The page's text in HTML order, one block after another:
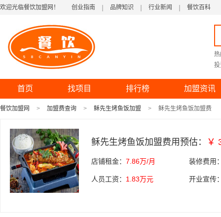
欢迎光临餐饮加盟网！ 创业指南 品牌知识 行业新闻 餐饮百科
首页 找项目 排行榜 加盟资讯
餐饮加盟网 加盟费查询 稣先生烤鱼饭加盟 稣先生烤鱼饭加盟费
稣先生烤鱼饭加盟费用预估： ￥
店铺租金： 7.86万/月
人员工资： 1.83万元
装修费用
开业宣传